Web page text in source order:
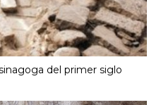
del primer siglo